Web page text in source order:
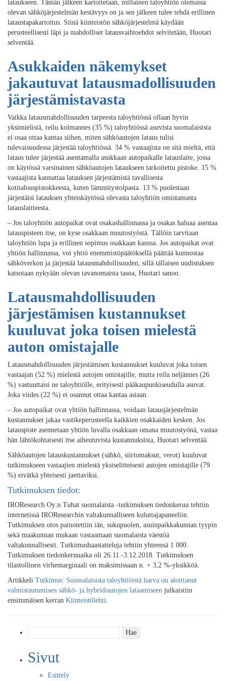
lataukseen. Tämän jälkeen kartoitetaan, millainen taloyhtiön olemassa
olevan sähköjärjestelmän kestävyys on ja sen jälkeen tulee tehdä erillinen
lataustapakartoitus. Siinä kiinteistön sähköjärjestelmä käydään
perusteellisesti läpi ja mahdolliset latausvaihtoehdot selvitetään, Huotari
selventää.
Asukkaiden näkemykset
jakautuvat latausmadollisuuden
järjestämistavasta
Vaikka latausmahdollisuuden tarpeesta taloyhtiössä ollaan hyvin
yksimielisiä, reilu kolmannes (35 %) taloyhtiössä asuvista suomalaisista
ei osaa ottaa kantaa siihen, miten sähköautojen lataus tulisi
tulevaisuudessa järjestää taloyhtiössä. 34 % vastaajista on sitä mieltä, että
lataus tulee järjestää asentamalla asukkaan autopaikalle latauslaite, jossa
on käytössä varsinainen sähköautojen lataukseen tarkoitettu pistoke. 15 %
vastaajista kannattaa latauksen järjestämistä tavallisesta
kotitalouspistokkeesta, kuten lämmitystolpasta. 13 % puolestaan
järjestäisi latauksen yhteiskäytössä olevasta taloyhtiön omistamasta
latauslaitteesta.
– Jos taloyhtiön autopaikat ovat osakashallinnassa ja osakas haluaa asentaa
latauspisteen itse, on kyse osakkaan muutostyöstä. Tällöin tarvitaan
taloyhtiön lupa ja erillinen sopimus osakkaan kanssa. Jos autopaikat ovat
yhtiön hallinnassa, voi yhtiö enemmistöpäätöksellä päättää kunnostaa
sähköverkon ja järjestää latausmahdollisuuden, sillä tällaisen uudistuksen
katsotaan nykyään olevan tavanomaista tasoa, Huotari sanoo.
Latausmahdollisuuden
järjestämisen kustannukset
kuuluvat joka toisen mielestä
auton omistajalle
Latausmahdollisuuden järjestämisen kustannukset kuuluvat joka toisen
vastaajan (52 %) mielestä autojen omistajille, mutta reilu neljännes (26
%) vastuuttaisi ne taloyhtiölle, erityisesti pääkaupunkiseudulla asuvat.
Joka viides (22 %) ei osannut ottaa kantaa asiaan.
– Jos autopaikat ovat yhtiön hallinnassa, voidaan latausjärjestelmän
kustannukset jakaa vastikeperusteella kaikkien osakkaiden kesken. Jos
latauspiste asennetaan yhtiön luvalla osakkaan omana muutostyönä, vastaa
hän lähtökohtaisesti itse aiheutuvista kustannuksista, Huotari selventää.
Sähköautojen latauskustannukset (sähkö, siirtomaksut, verot) kuuluvat
tutkimukseen vastaajien mielestä yksiselitteisesti autojen omistajille (79
%) eivätkä yhteisesti jaettaviksi.
Tutkimuksen tiedot:
IROResearch Oy:n Tuhat suomalaista -tutkimuksen tiedonkeruu tehtiin
internetissä IROResearchin valtakunnalliseen kuluttajapaneeliin.
Tutkimuksen otos painotettiin iän, sukupuolen, asuinpaikkakunnan tyypin
sekä maakunnan mukaan vastaamaan suomalaista väestöä
valtakunnallisesti. Tutkimushaastatteluja tehtiin yhteensä 1 000.
Tutkimuksen tiedonkeruuaika oli 26.11.-3.12.2018. Tutkimuksen
tilastollinen virhemarginaali on maksimissaan n. + 3,2 %-yksikköä.
Artikkeli Tutkimus: Suomalaisista taloyhtiöistä harva on aloittanut
valmistautumisen sähkö- ja hybridiautojen lataamiseen julkaistiin
ensimmäisen kerran Kiinteistölehti.
Sivut
Esittely